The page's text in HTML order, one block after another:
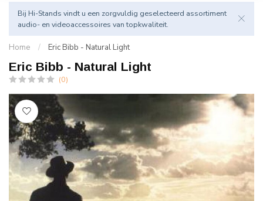
Bij Hi-Stands vindt u een zorgvuldig geselecteerd assortiment
audio- en videoaccessoires van topkwaliteit.
Home / Eric Bibb - Natural Light
Eric Bibb - Natural Light
(0)